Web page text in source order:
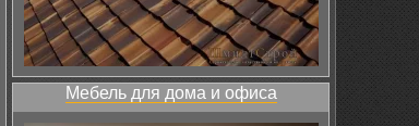
Мебель для дома и офиса